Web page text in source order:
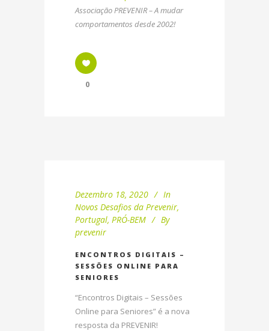
Associação PREVENIR – A mudar
comportamentos desde 2002!
0
Dezembro 18, 2020
In
Novos Desafios da Prevenir,
Portugal, PRÓ-BEM
By
prevenir
ENCONTROS DIGITAIS –
SESSÕES ONLINE PARA
SENIORES
“Encontros Digitais – Sessões
Online para Seniores” é a nova
resposta da PREVENIR!